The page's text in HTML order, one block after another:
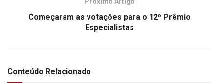
Começaram as votações para o 12º Prêmio
Especialistas
Conteúdo Relacionado